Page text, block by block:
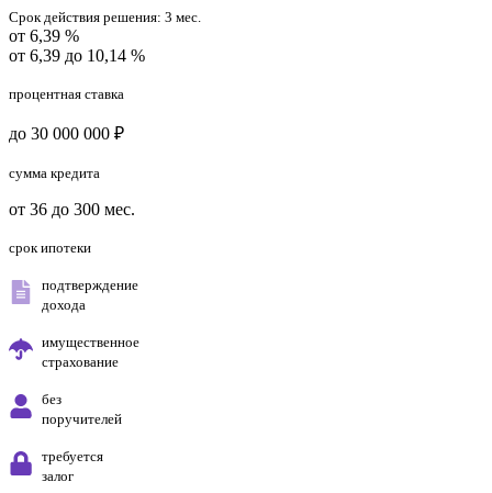
Срок действия решения: 3 мес.
от 6,39 %
от 6,39 до 10,14 %
процентная ставка
до 30 000 000 ₽
сумма кредита
от 36 до 300 мес.
срок ипотеки
подтверждение
дохода
имущественное
страхование
без
поручителей
требуется
залог